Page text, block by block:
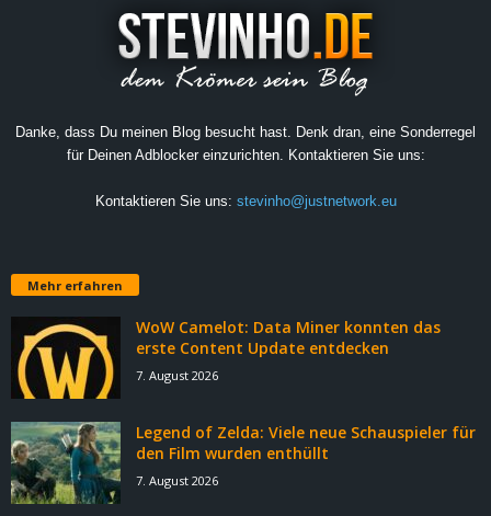
Danke, dass Du meinen Blog besucht hast. Denk dran, eine Sonderregel
für Deinen Adblocker einzurichten. Kontaktieren Sie uns:
Kontaktieren Sie uns: stevinho@justnetwork.eu
Mehr erfahren
WoW Camelot: Data Miner konnten das
erste Content Update entdecken
7. August 2026
Legend of Zelda: Viele neue Schauspieler für
den Film wurden enthüllt
7. August 2026